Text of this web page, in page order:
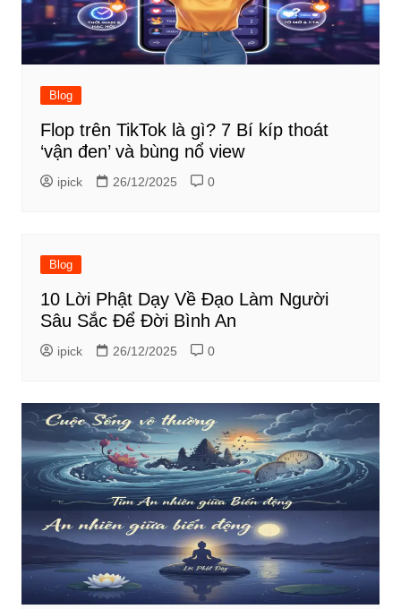
Blog
Flop trên TikTok là gì? 7 Bí kíp thoát
‘vận đen’ và bùng nổ view
ipick 26/12/2025 0
Blog
10 Lời Phật Dạy Về Đạo Làm Người
Sâu Sắc Để Đời Bình An
ipick 26/12/2025 0